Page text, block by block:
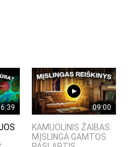
09:00
KAMUOLINIS ŽAIBAS:
MĮSLINGA GAMTOS